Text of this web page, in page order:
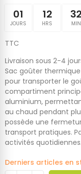
01
JOURS
12
HRS
32
MIN
TTC
Livraison sous 2-4
Sac goûter thermique
pour transporter le
compartiment
aluminium,
au chaud pendant
possède une
transport pratiques.
activités quotidiennes.
Derniers articles en